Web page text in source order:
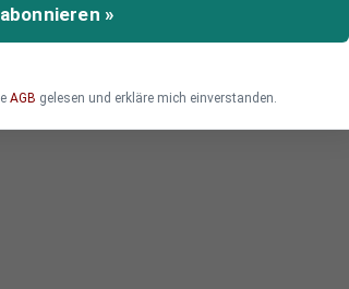
»
AGB gelesen und erkläre mich einverstanden.